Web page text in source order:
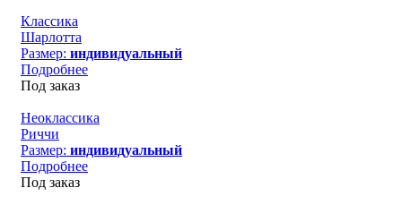
Классика
Шарлотта
Размер: индивидуальный
Подробнее
Под заказ
Неоклассика
Риччи
Размер: индивидуальный
Подробнее
Под заказ